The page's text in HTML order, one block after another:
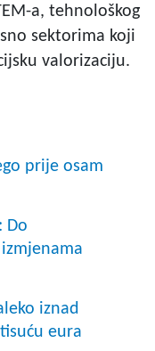
a, tehnološkog
sektorima koji
valorizaciju.
prije osam
Do
iznad
eura